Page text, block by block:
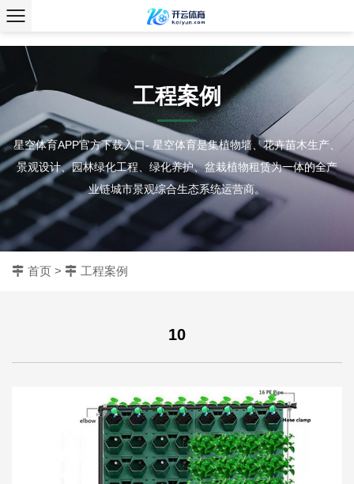
、
工程案例
星空体育APP官方下载入口- 星空体育是集植物墙、花卉苗木生产、
景观设计、园林绿化工程、绿化养护、盆栽植物租赁为一体的全产
业链城市景观综合生态系统运营商。
首页 > 工程案例
10